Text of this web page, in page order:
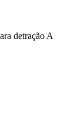
detração A